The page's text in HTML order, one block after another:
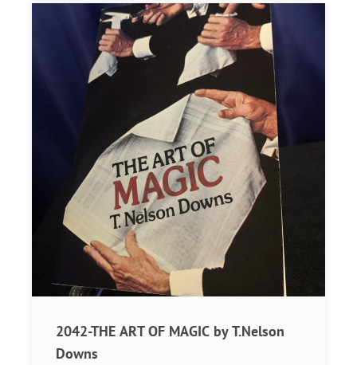
2042-THE ART OF MAGIC by T.Nelson
Downs